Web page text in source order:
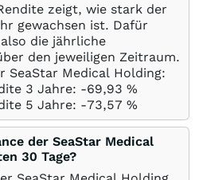
zeigt, wie stark der
gewachsen ist. Dafür
die jährliche
den jeweiligen Zeitraum.
Medical Holding:
3 Jahre: -69,93 %
5 Jahre: -73,57 %
der SeaStar Medical
30 Tage?